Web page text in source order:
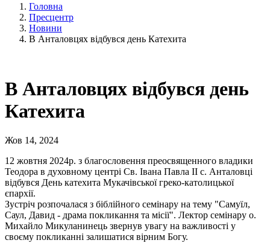
Головна
Пресцентр
Новини
В Анталовцях відбувся день Катехита
В Анталовцях відбувся день
Катехита
Жов 14, 2024
12 жовтня 2024р. з благословення преосвященного владики
Теодора в духовному центрі Св. Івана Павла ІІ с. Анталовці
відбувся День катехита Мукачівської греко-католицької
єпархії.
Зустріч розпочалася з біблійного семінару на тему "Самуїл,
Саул, Давид - драма покликання та місії". Лектор семінару о.
Михайло Микуланинець звернув увагу на важливості у
своєму покликанні залишатися вірним Богу.